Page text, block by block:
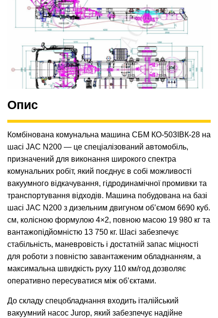
Опис
Комбінована комунальна машина СБМ КО-503ІВК-28 на
шасі JAC N200 — це спеціалізований автомобіль,
призначений для виконання широкого спектра
комунальних робіт, який поєднує в собі можливості
вакуумного відкачування, гідродинамічної промивки та
транспортування відходів. Машина побудована на базі
шасі JAC N200 з дизельним двигуном об’ємом 6690 куб.
см, колісною формулою 4×2, повною масою 19 980 кг та
вантажопідйомністю 13 750 кг. Шасі забезпечує
стабільність, маневровість і достатній запас міцності
для роботи з повністю завантаженим обладнанням, а
максимальна швидкість руху 110 км/год дозволяє
оперативно пересуватися між об’єктами.
До складу спецобладнання входить італійський
вакуумний насос Jurop, який забезпечує надійне